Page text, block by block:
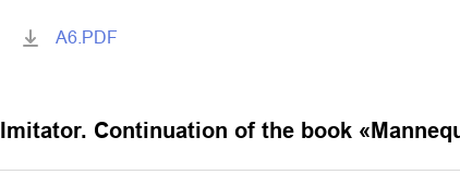
A6.PDF
Imitator. Continuation of the book